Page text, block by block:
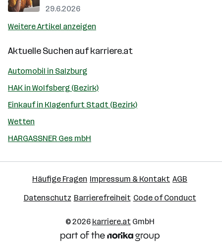
29.6.2026
Weitere Artikel anzeigen
Aktuelle Suchen aufkarriere.at
Automobil in Salzburg
HAK in Wolfsberg (Bezirk)
Einkauf in Klagenfurt Stadt (Bezirk)
Wetten
HARGASSNER Ges mbH
Häufige Fragen Impressum & Kontakt AGB
Datenschutz Barrierefreiheit Code of Conduct
© 2026 karriere.atGmbH